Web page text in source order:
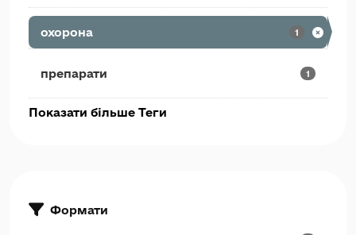
охорона 1
препарати 1
Показати більше Теги
Формати